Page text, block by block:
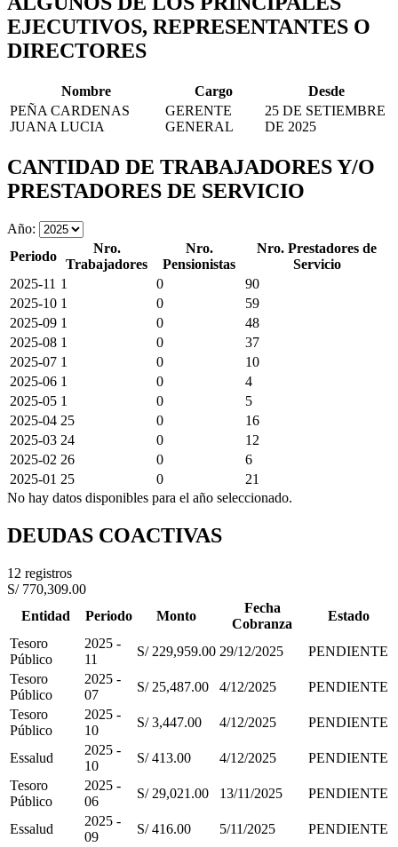
EJECUTIVOS, REPRESENTANTES O
DIRECTORES
Nombre Cargo
Desde
PEÑA CARDENAS
JUANA LUCIA
GERENTE
GENERAL
25 DE SETIEMBRE
DE 2025
CANTIDAD DE TRABAJADORES Y/O
PRESTADORES DE SERVICIO
Año:
Periodo
Nro.
Trabajadores
Nro.
Pensionistas
Nro. Prestadores de
Servicio
2025-11 1 0
90
2025-10 1 0
59
2025-09 1 0
48
2025-08 1 0
37
2025-07 1 0
10
2025-06 1 0
4
2025-05 1 0
5
2025-04 25 0
16
2025-03 24 0
12
2025-02 26 0
6
2025-01 25 0
21
No hay datos disponibles para el año seleccionado.
DEUDAS COACTIVAS
12 registros
S/ 770,309.00
Entidad
Periodo Monto
Fecha
Cobranza
Estado
Tesoro
Público
2025 -
11
S/ 229,959.00 29/12/2025
PENDIENTE
Tesoro
Público
2025 -
07
S/ 25,487.00 4/12/2025
PENDIENTE
Tesoro
Público
2025 -
10
S/ 3,447.00 4/12/2025 PENDIENTE
Essalud
2025 -
10
S/ 413.00 4/12/2025
PENDIENTE
Tesoro
Público
2025 -
06
S/ 29,021.00 13/11/2025 PENDIENTE
Essalud
2025 -
09
S/ 416.00 5/11/2025
PENDIENTE